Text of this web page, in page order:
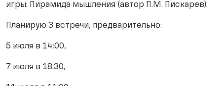
игры: Пирамида мышления (автор П.М. Пискарев).
Планирую 3 встречи, предварительно:
5 июля в 14:00,
7 июля в 18:30,